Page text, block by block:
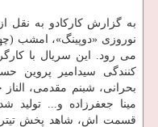
به گزارش كاركادو به نقل
می رود. این سریال با
كنندگی سیدامیر پروین
بحرانی، شبنم مقدمی،
مینا جعفرزاده و...
قسمت اش، شاهد پخش